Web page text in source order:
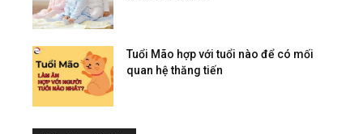
Tuổi Mão hợp với tuổi nào để có mối
quan hệ thăng tiến